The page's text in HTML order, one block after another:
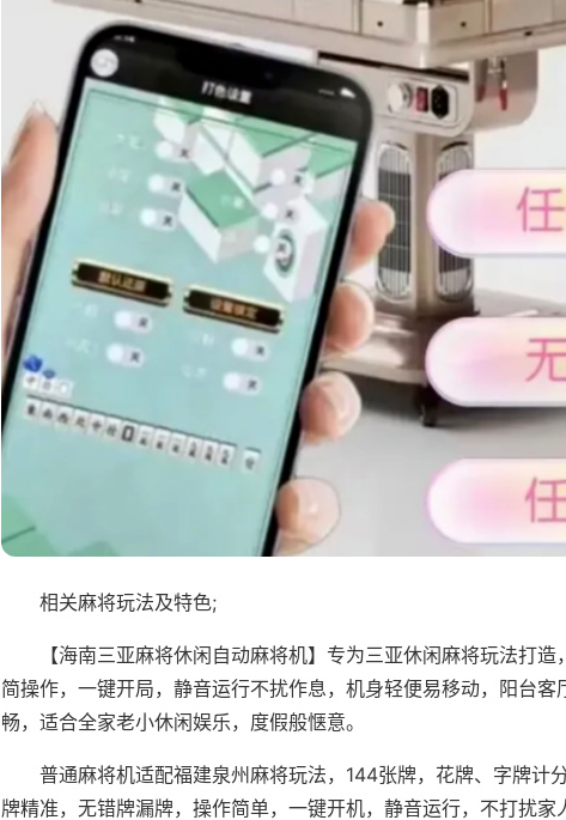
相关麻将玩法及特色;
【海南三亚麻将休闲自动麻将机】专为三亚休闲麻将玩法打
简操作，一键开局，静音运行不扰作息，机身轻便易移动，阳台
畅，适合全家老小休闲娱乐，度假般惬意。
普通麻将机适配福建泉州麻将玩法，144张牌，花牌、字牌计
牌精准，无错牌漏牌，操作简单，一键开机，静音运行，不打扰